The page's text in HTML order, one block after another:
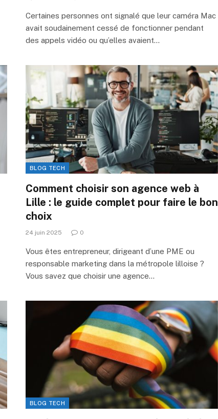
Certaines personnes ont signalé que leur caméra Mac
avait soudainement cessé de fonctionner pendant
des appels vidéo ou qu’elles avaient…
BLOG TECH
Comment choisir son agence web à
Lille : le guide complet pour faire le bon
choix
24 juin 2025 0
Vous êtes entrepreneur, dirigeant d’une PME ou
responsable marketing dans la métropole lilloise ?
Vous savez que choisir une agence…
BLOG TECH